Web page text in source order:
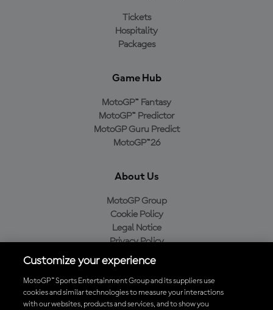
Tickets
Hospitality
Packages
Game Hub
MotoGP™ Fantasy
MotoGP™ Predictor
MotoGP Guru Predict
MotoGP™26
About Us
MotoGP Group
Cookie Policy
Legal Notice
Privacy Policy
Purchase Policy
Baixe o aplicativo oficial da MotoGP™
Customize your experience
MotoGP™ Sports Entertainment Group and its suppliers use
cookies and similar technologies to measure your interactions
with our websites, products and services, and to show you